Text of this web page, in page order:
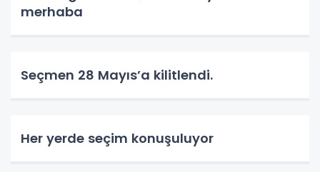
merhaba
Seçmen 28 Mayıs’a kilitlendi.
Her yerde seçim konuşuluyor